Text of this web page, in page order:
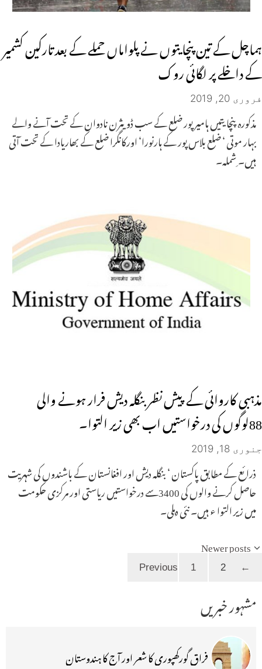
ہماچل کے تین پنچایتوں نے پلواماں حملے کے بعد تارکین کشمیر
کے داخلے پر لگائی روک
فروری 20, 2019
مذکورہ پنچایتیں ہامیر پور ضلع کے سب ڈویثرن نادوان کے تحت آنے والے
بہار موتی ‘ ضلع بلاس پور کے ہارنورا‘ اورکانگرا ضلع کے بھاریادا کے تحت آتی
ہیں۔ ِشملہ۔
مذہبی کاروائی کے پیش نظر بنگلہ دیش فرار ہونے والی
88لوگوں کی درخواستیں اب بھی زیر التوا۔
جنوری 18, 2019
ذرائع کے مطابق پاکستان ‘ بنگلہ دیش اور افغانستان کے باشندوں کی شہریت
حاصل کرنے والوں کی 3400سے درخواستیں ریاستی اور مرکزی حکومت
میں زیر التوا ء ہیں۔ نئی دہلی۔
Newer posts
←
Page 1 2
مشہور خبریں
فراق گورکھپوری کا شعر اور آج کا ہندوستان